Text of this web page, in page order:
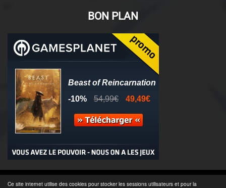
Ce site internet utilise des cookies pour stocker les sessions utilisateurs et pour la
BON PLAN